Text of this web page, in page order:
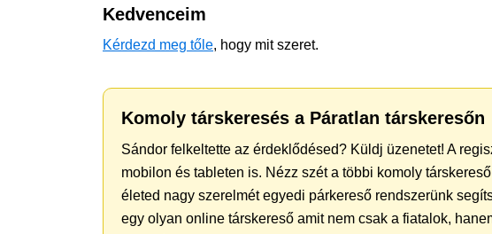
Kedvenceim
Kérdezd meg tőle, hogy mit szeret.
Komoly társkeresés a Páratlan társkeresőn
Sándor felkeltette az érdeklődésed? Küldj üzenetet! A
mobilon és tableten is. Nézz szét a többi komoly
életed nagy szerelmét egyedi párkereső rendszerünk
egy olyan online társkereső amit nem csak a fiatalok,